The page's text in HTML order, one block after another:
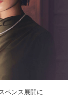
ペンス展開に